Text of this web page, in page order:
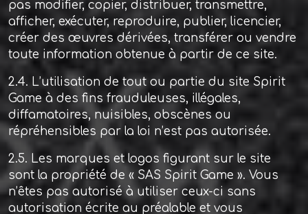
pas modifier, copier, distribuer, transmettre,
afficher, exécuter, reproduire, publier, licencier,
créer des œuvres dérivées, transférer ou vendre
toute information obtenue à partir de ce site.
2.4. L’utilisation de tout ou partie du site Spirit
Game à des fins frauduleuses, illégales,
diffamatoires, nuisibles, obscènes ou
répréhensibles par la loi n’est pas autorisée.
2.5. Les marques et logos figurant sur le site
sont la propriété de « SAS Spirit Game ». Vous
n’êtes pas autorisé à utiliser ceux-ci sans
autorisation écrite au préalable et vous